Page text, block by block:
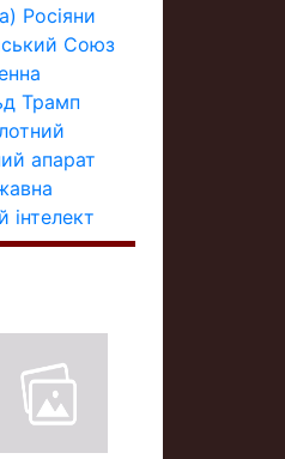
Росіяни
Союз
Трамп
апарат
інтелект